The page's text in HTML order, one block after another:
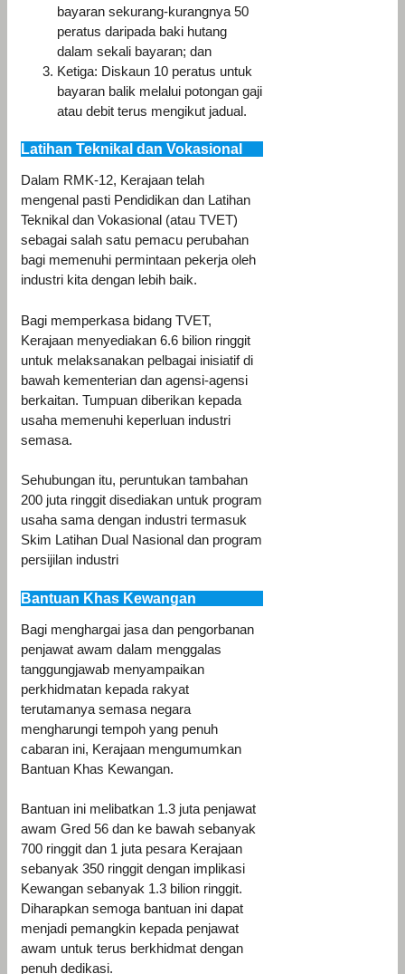
bayaran sekurang-kurangnya 50
peratus daripada baki hutang
dalam sekali bayaran; dan
Ketiga: Diskaun 10 peratus untuk
bayaran balik melalui potongan gaji
atau debit terus mengikut jadual.
Latihan Teknikal dan Vokasional
Dalam RMK-12, Kerajaan telah
mengenal pasti Pendidikan dan Latihan
Teknikal dan Vokasional (atau TVET)
sebagai salah satu pemacu perubahan
bagi memenuhi permintaan pekerja oleh
industri kita dengan lebih baik.
Bagi memperkasa bidang TVET,
Kerajaan menyediakan 6.6 bilion ringgit
untuk melaksanakan pelbagai inisiatif di
bawah kementerian dan agensi-agensi
berkaitan. Tumpuan diberikan kepada
usaha memenuhi keperluan industri
semasa.
Sehubungan itu, peruntukan tambahan
200 juta ringgit disediakan untuk program
usaha sama dengan industri termasuk
Skim Latihan Dual Nasional dan program
persijilan industri
Bantuan Khas Kewangan
Bagi menghargai jasa dan pengorbanan
penjawat awam dalam menggalas
tanggungjawab menyampaikan
perkhidmatan kepada rakyat
terutamanya semasa negara
mengharungi tempoh yang penuh
cabaran ini, Kerajaan mengumumkan
Bantuan Khas Kewangan.
Bantuan ini melibatkan 1.3 juta penjawat
awam Gred 56 dan ke bawah sebanyak
700 ringgit dan 1 juta pesara Kerajaan
sebanyak 350 ringgit dengan implikasi
Kewangan sebanyak 1.3 bilion ringgit.
Diharapkan semoga bantuan ini dapat
menjadi pemangkin kepada penjawat
awam untuk terus berkhidmat dengan
penuh dedikasi.